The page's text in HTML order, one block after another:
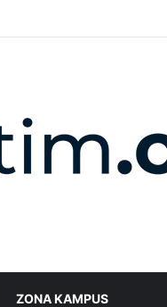
ZONA KAMPUS